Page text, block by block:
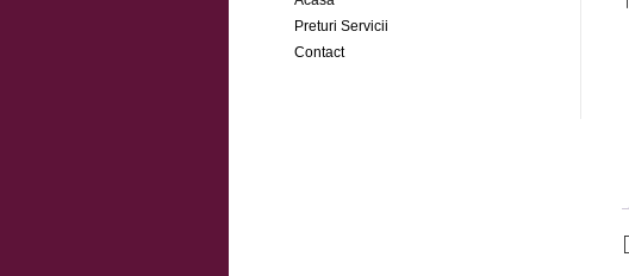
Preturi Servicii
Contact